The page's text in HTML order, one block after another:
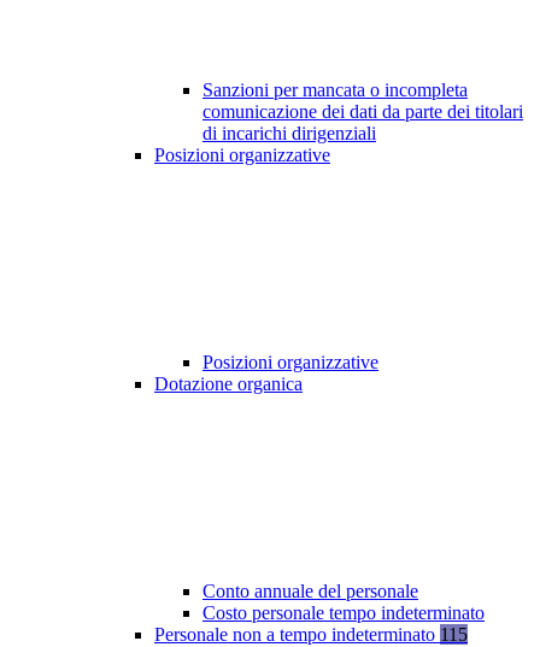
Sanzioni per mancata o incompleta
comunicazione dei dati da parte dei titolari
di incarichi dirigenziali
Posizioni organizzative
Posizioni organizzative
Dotazione organica
Conto annuale del personale
Costo personale tempo indeterminato
Personale non a tempo indeterminato 115